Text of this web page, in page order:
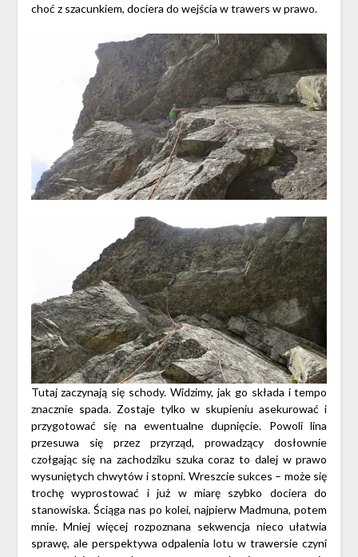
choć z szacunkiem, dociera do wejścia w trawers w prawo.
Tutaj zaczynają się schody. Widzimy, jak go składa i tempo
znacznie spada. Zostaje tylko w skupieniu asekurować i
przygotować się na ewentualne dupnięcie. Powoli lina
przesuwa się przez przyrząd, prowadzący dosłownie
czołgając się na zachodziku szuka coraz to dalej w prawo
wysuniętych chwytów i stopni. Wreszcie sukces – może się
trochę wyprostować i już w miarę szybko dociera do
stanowiska. Ściąga nas po kolei, najpierw Madmuna, potem
mnie. Mniej więcej rozpoznana sekwencja nieco ułatwia
sprawę, ale perspektywa odpalenia lotu w trawersie czyni